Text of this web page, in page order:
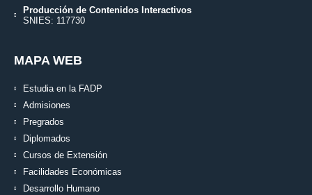
Producción de Contenidos Interactivos
SNIES: 117730
MAPA WEB
Estudia en la FADP
Admisiones
Pregrados
Diplomados
Cursos de Extensión
Facilidades Económicas
Desarrollo Humano